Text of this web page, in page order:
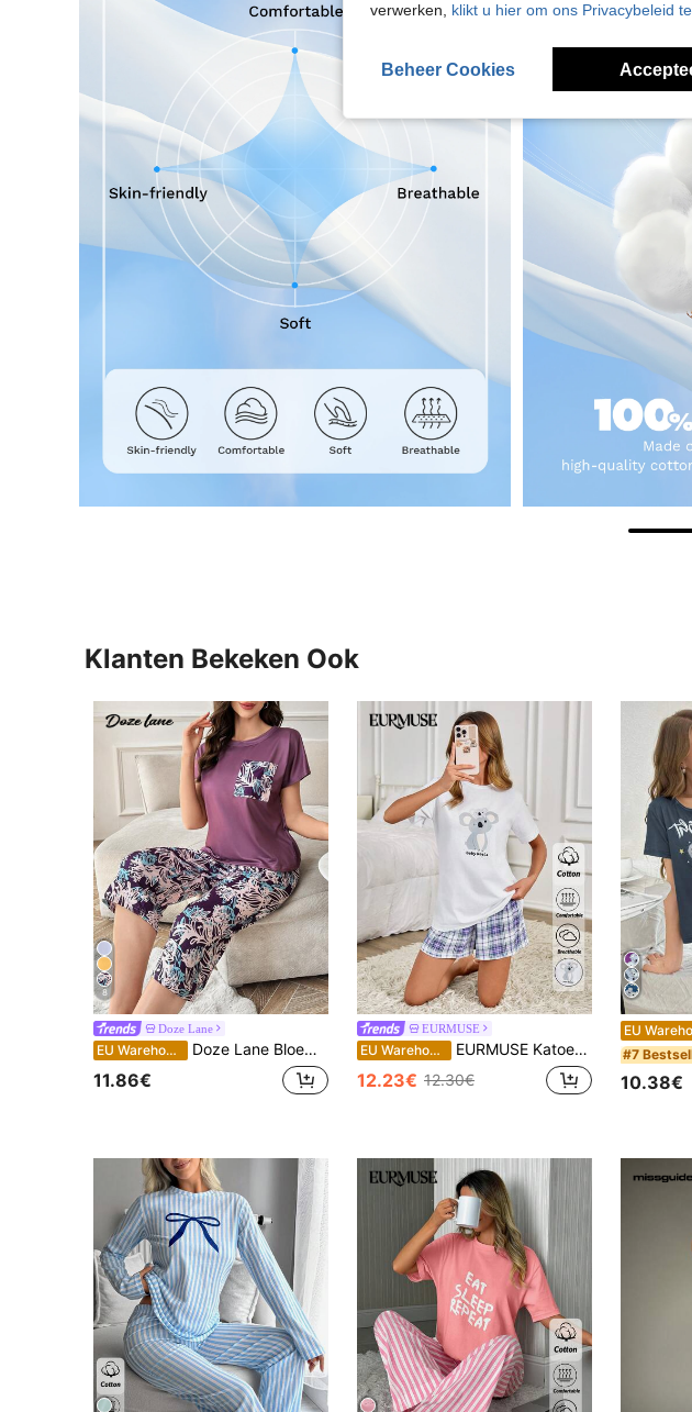
Klanten Bekeken Ook
8
Doze Lane
EU Warehouse Doze Lane Bloemenprint korte mouwen & capri broek 2 stuks/set met contrasterende zak
11.86€
EURMUSE
EU Warehouse EURMUSE Katoenen damespyjamaset bestaande uit twee delen: een schattig shirt met koala-print, korte mouwen en een geruite short.
12.23€ 12.30€
#7
10.38€
verwerken, klikt u hier om ons Privacybeleid te
Beheer Cookies